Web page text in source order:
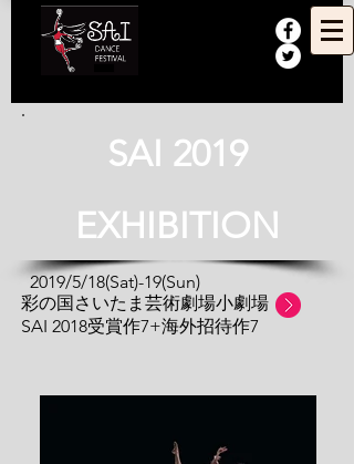
SAI 2019
EXHIBITION
2019/5/18(Sat)-19(Sun)
​ 彩の国さいたま芸術劇場小劇場
SAI 2018受賞作7+海外招待作7